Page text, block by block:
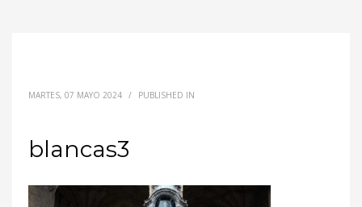
MARTES, 07 MAYO 2024 / PUBLISHED IN
blancas3